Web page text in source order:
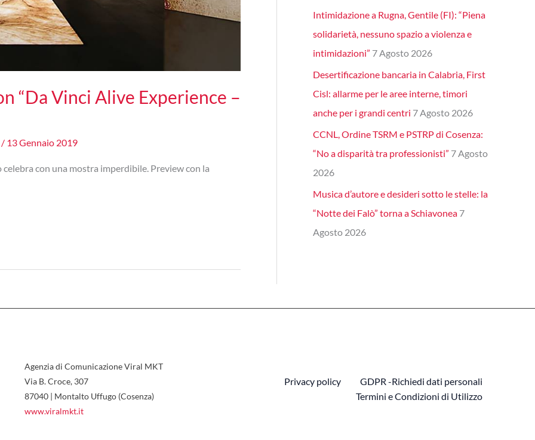
“Da Vinci Alive Experience –
/ 13 Gennaio 2019
con una mostra imperdibile. Preview con la
Intimidazione a Rugna, Gentile (FI): “Piena
solidarietà, nessuno spazio a violenza e
intimidazioni” 7 Agosto 2026
Desertificazione bancaria in Calabria, First
Cisl: allarme per le aree interne, timori
anche per i grandi centri 7 Agosto 2026
CCNL, Ordine TSRM e PSTRP di Cosenza:
“No a disparità tra professionisti” 7 Agosto
2026
Musica d’autore e desideri sotto le stelle: la
“Notte dei Falò” torna a Schiavonea 7
Agosto 2026
Agenzia di Comunicazione Viral MKT
Via B. Croce, 307
87040 | Montalto Uffugo (Cosenza)
www.viralmkt.it
Privacy policy
GDPR -Richiedi dati personali
Termini e Condizioni di Utilizzo